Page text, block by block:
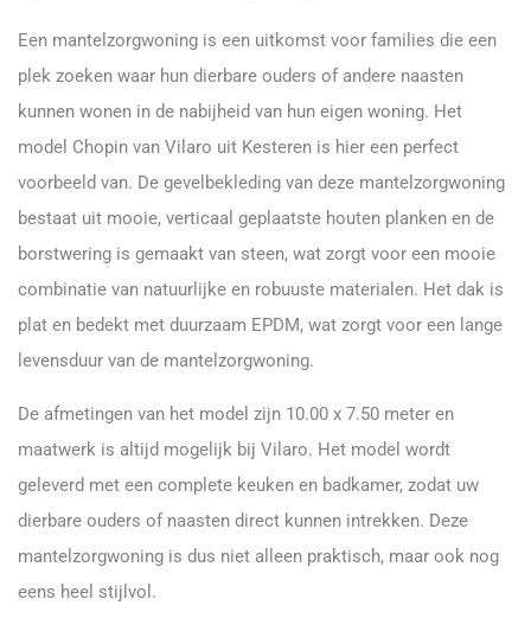
Een mantelzorgwoning is een uitkomst voor families die een
plek zoeken waar hun dierbare ouders of andere naasten
kunnen wonen in de nabijheid van hun eigen woning. Het
model Chopin van Vilaro uit Kesteren is hier een perfect
voorbeeld van. De gevelbekleding van deze mantelzorgwoning
bestaat uit mooie, verticaal geplaatste houten planken en de
borstwering is gemaakt van steen, wat zorgt voor een mooie
combinatie van natuurlijke en robuuste materialen. Het dak is
plat en bedekt met duurzaam EPDM, wat zorgt voor een lange
levensduur van de mantelzorgwoning.
De afmetingen van het model zijn 10.00 x 7.50 meter en
maatwerk is altijd mogelijk bij Vilaro. Het model wordt
geleverd met een complete keuken en badkamer, zodat uw
dierbare ouders of naasten direct kunnen intrekken. Deze
mantelzorgwoning is dus niet alleen praktisch, maar ook nog
eens heel stijlvol.